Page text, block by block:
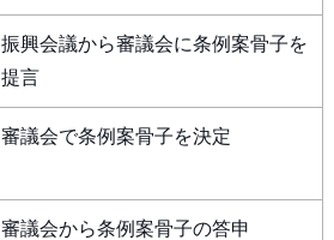
振興会議から審議会に条例案骨子を
提言
審議会で条例案骨子を決定
審議会から条例案骨子の答申